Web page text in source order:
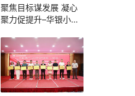
聚焦目标谋发展 凝心
聚力促提升–华银小贷
职会